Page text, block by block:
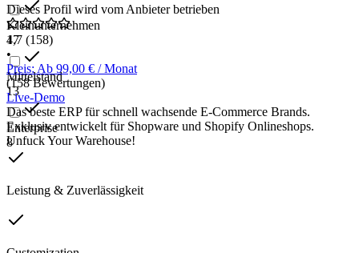
Kleinunternehmen
17
Mittelstand
13
Enterprise
8
Dieses Profil wird vom Anbieter betrieben
4,7 (158)
•
Preis: Ab 99,00 € / Monat
(158 Bewertungen)
Live-Demo
Das beste ERP für schnell wachsende E-Commerce Brands.
Exklusiv entwickelt für Shopware und Shopify Onlineshops.
Unfuck Your Warehouse!
Leistung & Zuverlässigkeit